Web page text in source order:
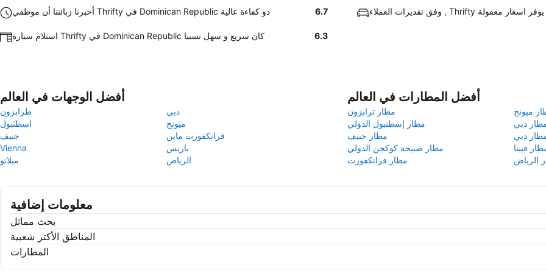
أخبرنا زبائننا أن موظفي Thrifty في Dominican Republic ذو كفاءة عالية 6.7 وفق تقديرات العملاء , Thrifty يوفر اسعار معقولة
استلام سيارة Thrifty في Dominican Republic كان سريع و سهل نسبيا 6.3
أفضل الوجهات في العالم
طرابزون
دبي
اسطنبول
ميونخ
جنيف
فرانكفورت ماين
Vienna
باريس
ميلانو
الرياض
أفضل المطارات في العالم
مطار ترابزون
ميونخ
مطار إسطنبول الدولي
دبي
مطار جنيف
دبي
مطار صبيحة كوكجن الدولي
فيينا
مطار فرانكفورت
الرياض
معلومات إضافية
بحث مماثل
المناطق الأكتر شعبية
المطارات